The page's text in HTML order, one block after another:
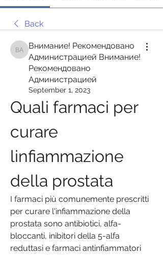
Back
Внимание! Рекомендовано Администрацией
Внимание! Рекомендовано
Администрацией Внимание!
Рекомендовано
Администрацией
September 1, 2023
Quali farmaci per
curare
linfiammazione
della prostata
I farmaci più comunemente prescritti
per curare l'infiammazione della
prostata sono antibiotici, alfa-
bloccanti, inibitori della 5-alfa
reduttasi e farmaci antinfiammatori